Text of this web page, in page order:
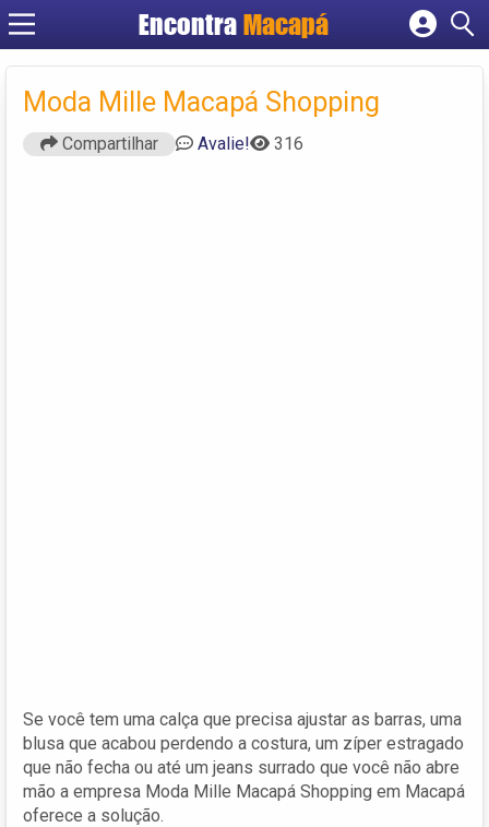
EncontraMacapá
Cadastrar empresa
Criar conta
Moda Mille Macapá Shopping
Compartilhar Avalie! 316
Se você tem uma calça que precisa ajustar as barras, uma
blusa que acabou perdendo a costura, um zíper estragado
que não fecha ou até um jeans surrado que você não abre
mão a empresa Moda Mille Macapá Shopping em Macapá
oferece a solução.